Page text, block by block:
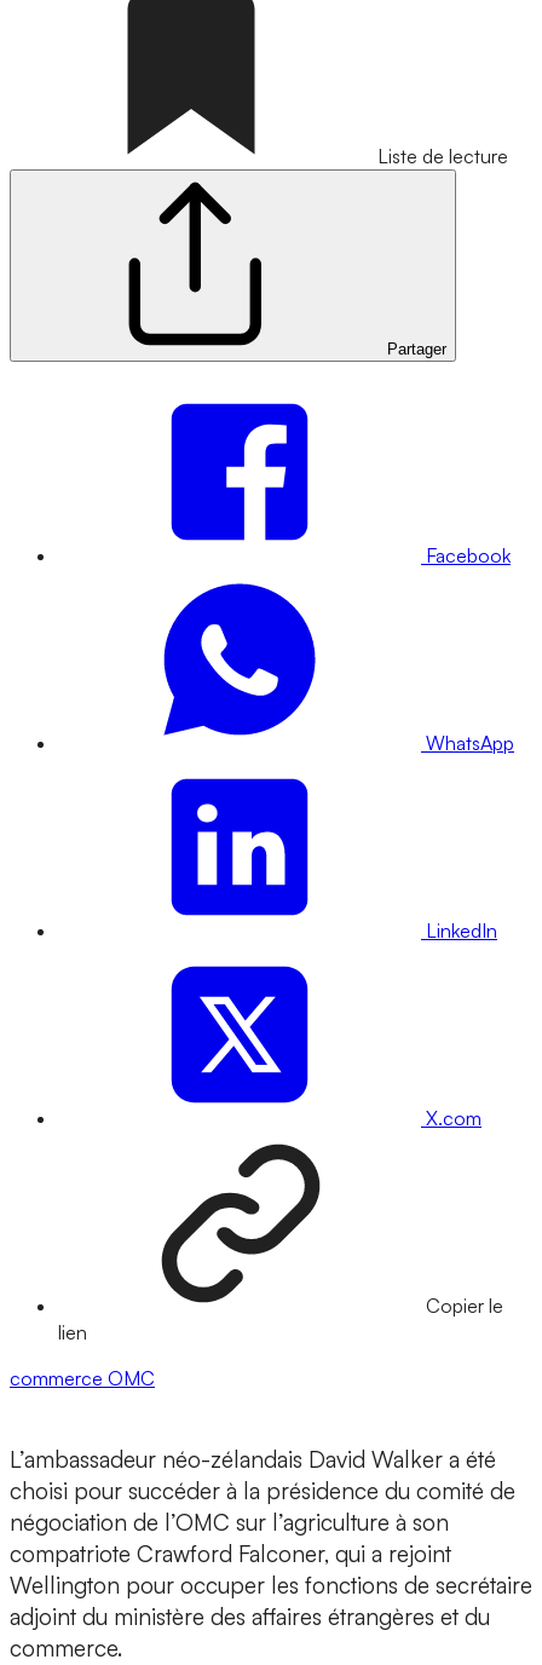
Liste de lecture
Partager
Facebook
WhatsApp
LinkedIn
X.com
Copier le
lien
commerce OMC
L’ambassadeur néo-zélandais David Walker a été
choisi pour succéder à la présidence du comité de
négociation de l’OMC sur l’agriculture à son
compatriote Crawford Falconer, qui a rejoint
Wellington pour occuper les fonctions de secrétaire
adjoint du ministère des affaires étrangères et du
commerce.